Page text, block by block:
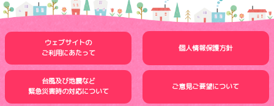
ウェブサイトの
ご利用にあたって
個人情報保護方針
台風及び地震など
緊急災害時の対応について
ご意見ご要望について